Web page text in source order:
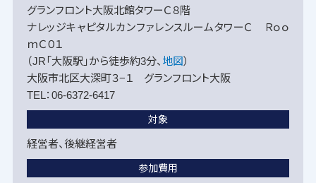
グランフロント大阪北館タワーＣ８階
ナレッジキャピタルカンファレンスルームタワーＣ Ｒｏｏ
ｍＣ０１
（JR「大阪駅」から徒歩約3分、 地図）
大阪市北区大深町３−１ グランフロント大阪
TEL：06-6372-6417
対象
経営者、後継経営者
参加費用